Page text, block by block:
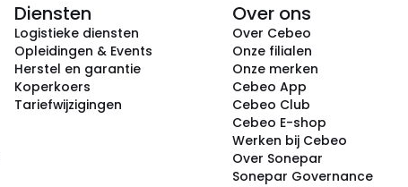
Diensten
Logistieke diensten
Opleidingen & Events
Herstel en garantie
Koperkoers
Tariefwijzigingen
Over ons
Over Cebeo
Onze filialen
Onze merken
Cebeo App
Cebeo Club
Cebeo E-shop
Werken bij Cebeo
Over Sonepar
Sonepar Governance